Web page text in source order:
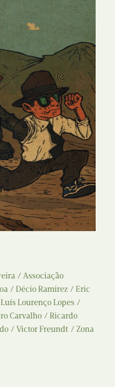
Associação
Décio Ramirez
Eric
Luís Lourenço Lopes
Carvalho
Ricardo
Victor Freundt Zona